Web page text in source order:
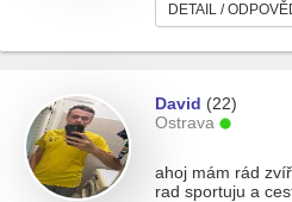
DETAIL /
David (22)
Ostrava
ahoj mám rád
rad sportuju a